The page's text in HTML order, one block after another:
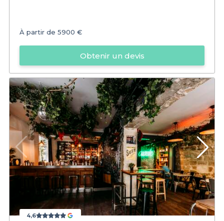
À partir de 5900 €
Obtenir un devis
4,6